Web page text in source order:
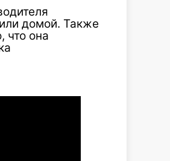
домой. Также
что она